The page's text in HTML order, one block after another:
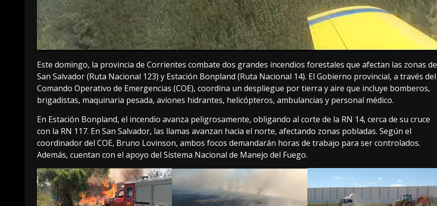
Este domingo, la provincia de Corrientes combate dos grandes incendios forestales que afectan las zonas de
San Salvador (Ruta Nacional 123) y Estación Bonpland (Ruta Nacional 14). El Gobierno provincial, a través del
Comando Operativo de Emergencias (COE), coordina un despliegue por tierra y aire que incluye bomberos,
brigadistas, maquinaria pesada, aviones hidrantes, helicópteros, ambulancias y personal médico.
En Estación Bonpland, el incendio avanza peligrosamente, obligando al corte de la RN 14, cerca de su cruce
con la RN 117. En San Salvador, las llamas avanzan hacia el norte, afectando zonas pobladas. Según el
coordinador del COE, Bruno Lovinson, ambos focos demandarán horas de trabajo para ser controlados.
Además, cuentan con el apoyo del Sistema Nacional de Manejo del Fuego.